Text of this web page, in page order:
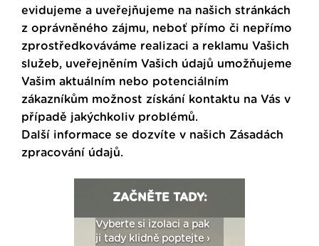
evidujeme a uveřejňujeme na našich stránkách
z oprávněného zájmu, neboť přímo či nepřímo
zprostředkováváme realizaci a reklamu Vašich
služeb, uveřejněním Vašich údajů umožňujeme
Vašim aktuálním nebo potenciálním
zákazníkům možnost získání kontaktu na Vás v
případě jakýchkoliv problémů.
Další informace se dozvíte v našich Zásadách
zpracování údajů.
ZAČNĚTE TADY:
Vyberte si izolaci a pak
ji tady klidně poptejte ›